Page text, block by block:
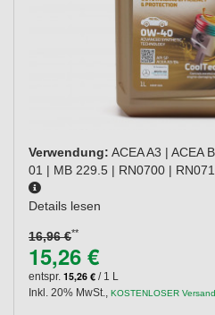
Verwendung: ACEA A3 | ACEA
01 | MB 229.5 | RN0700 |
Details lesen
16,96 €**
15,26 €
entspr. 15,26 € / 1 L
Inkl. 20% MwSt., KOSTENLOSER